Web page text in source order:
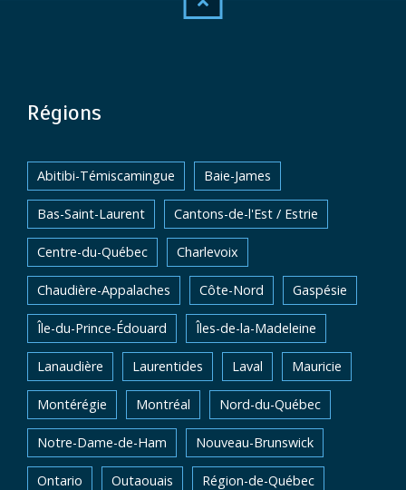
Régions
Abitibi-Témiscamingue Baie-James
Bas-Saint-Laurent Cantons-de-l'Est / Estrie
Centre-du-Québec Charlevoix
Chaudière-Appalaches Côte-Nord Gaspésie
Île-du-Prince-Édouard Îles-de-la-Madeleine
Lanaudière Laurentides Laval Mauricie
Montérégie Montréal Nord-du-Québec
Notre-Dame-de-Ham Nouveau-Brunswick
Ontario Outaouais Région-de-Québec